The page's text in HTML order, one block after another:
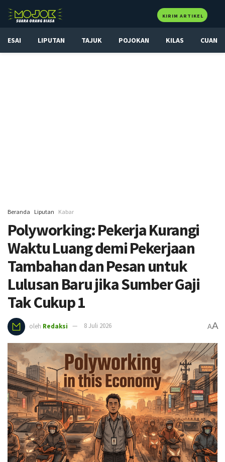
KIRIM ARTIKEL
ESAI LIPUTAN TAJUK POJOKAN KILAS CUAN
Beranda Liputan Kabar
Polyworking: Pekerja Kurangi
Waktu Luang demi Pekerjaan
Tambahan dan Pesan untuk
Lulusan Baru jika Sumber Gaji
Tak Cukup 1
oleh Redaksi 8 Juli 2026 AA